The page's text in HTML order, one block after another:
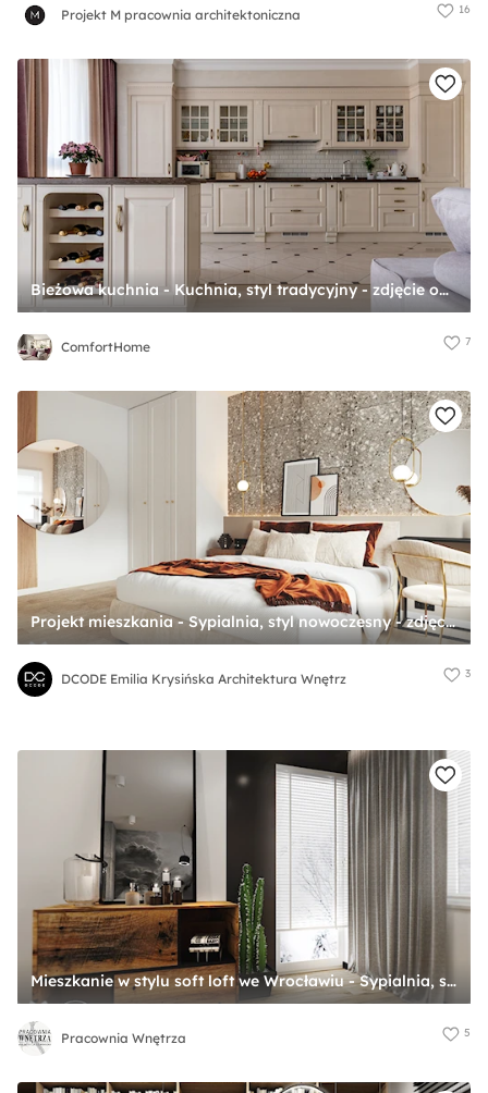
Projekt M pracownia architektoniczna 16
Bieżowa kuchnia - Kuchnia, styl tradycyjny - zdjęcie od ComfortHome
ComfortHome 7
Projekt mieszkania - Sypialnia, styl nowoczesny - zdjęcie od DCODE Emilia Krysińska Architektura Wnętrz
DCODE Emilia Krysińska Architektura Wnętrz 3
Mieszkanie w stylu soft loft we Wrocławiu - Sypialnia, styl industrialny - zdjęcie od Pracownia Wnętrza
Pracownia Wnętrza 5